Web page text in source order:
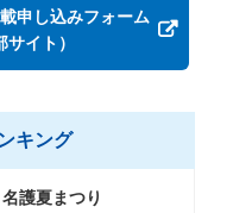
申し込みフォーム
サイト）
キング
護夏まつり